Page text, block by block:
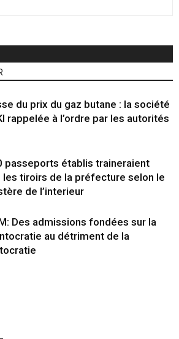
du prix du gaz butane : la société
rappelée à l’ordre par les autorités
passeports établis traineraient
les tiroirs de la préfecture selon le
de l’interieur
Des admissions fondées sur la
au détriment de la